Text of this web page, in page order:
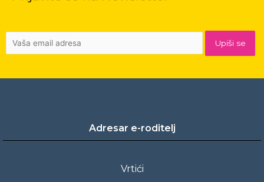
Adresar e-roditelj
Vrtići